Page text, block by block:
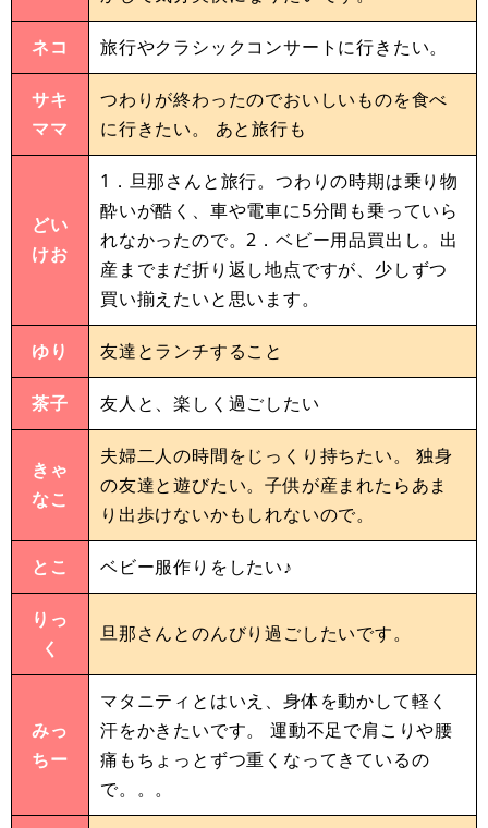
ネコ 旅行やクラシックコンサートに行きたい。
サキ
ママ
つわりが終わったのでおいしいものを食べ
に行きたい。 あと旅行も
どい
けお
1．旦那さんと旅行。つわりの時期は乗り物
酔いが酷く、車や電車に5分間も乗っていら
れなかったので。2．ベビー用品買出し。出
産までまだ折り返し地点ですが、少しずつ
買い揃えたいと思います。
ゆり 友達とランチすること
茶子 友人と、楽しく過ごしたい
きゃ
なこ
夫婦二人の時間をじっくり持ちたい。 独身
の友達と遊びたい。子供が産まれたらあま
り出歩けないかもしれないので。
とこ ベビー服作りをしたい♪
りっ
く
旦那さんとのんびり過ごしたいです。
みっ
ちー
マタニティとはいえ、身体を動かして軽く
汗をかきたいです。 運動不足で肩こりや腰
痛もちょっとずつ重くなってきているの
で。。。